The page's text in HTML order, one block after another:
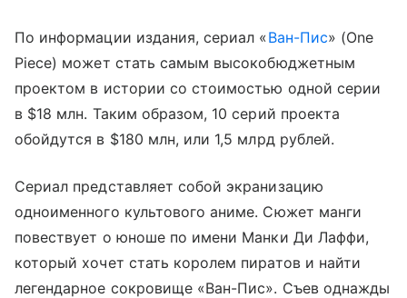
По информации издания, сериал «Ван-Пис» (One
Piece) может стать самым высокобюджетным
проектом в истории со стоимостью одной серии
в $18 млн. Таким образом, 10 серий проекта
обойдутся в $180 млн, или 1,5 млрд рублей.
Сериал представляет собой экранизацию
одноименного культового аниме. Сюжет манги
повествует о юноше по имени Манки Ди Лаффи,
который хочет стать королем пиратов и найти
легендарное сокровище «Ван-Пис». Съев однажды